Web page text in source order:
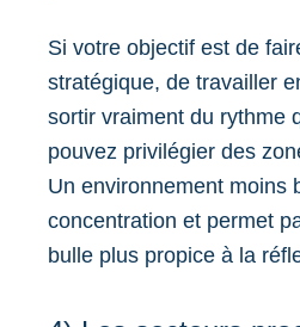
Si votre objectif est de
stratégique, de travailler
sortir vraiment du rythme
pouvez privilégier des
Un environnement moins
concentration et permet
bulle plus propice à la